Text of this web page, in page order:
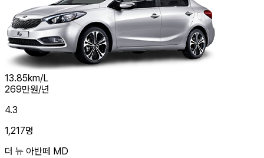
13.85km/L
269만원/년
4.3
1,217명
더 뉴 아반떼 MD